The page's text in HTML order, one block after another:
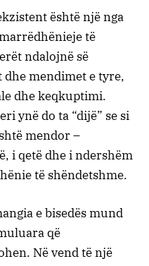
është një nga
të
ndalojnë së
mendimet e tyre,
dhe keqkuptimi.
ynë do ta “dijë” se si
mendor –
i qetë dhe i ndershëm
të shëndetshme.
e bisedës mund
që
Në vend të një